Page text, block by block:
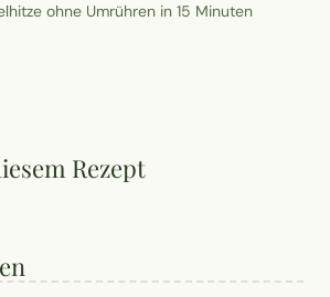
ohne Umrühren in 15 Minuten
Rezept